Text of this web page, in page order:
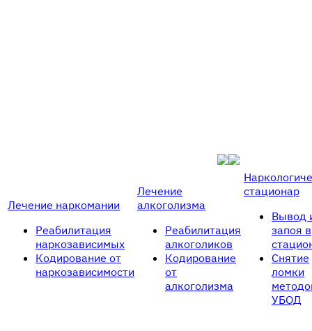
Лечение наркомании
Реабилитация
наркозависимых
Кодирование от
наркозависимости
Лечение
алкоголизма
Реабилитация
алкоголиков
Кодирование
от
алкоголизма
стационар
Вывод
запоя в
Снятие
ломки
УБОД